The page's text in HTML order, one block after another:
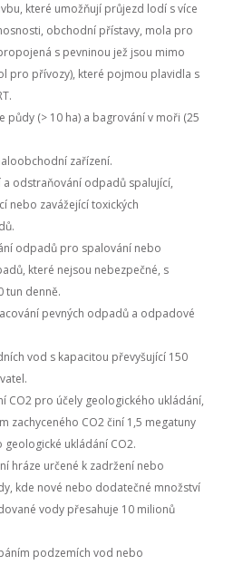
které umožňují průjezd lodí s více
obchodní přístavy, mola pro
s pevninou jež jsou mimo
pro přívozy), které pojmou plavidla s
půdy (> 10 ha) a bagrování v moři (25
zařízení.
a odstraňování odpadů spalující,
nebo zavážející toxických
odpadů pro spalování nebo
které nejsou nebezpečné, s
tun denně.
pevných odpadů a odpadové
vod s kapacitou převyšující 150
CO2 pro účely geologického ukládání,
zachyceného CO2 činí 1,5 megatuny
ukládání CO2.
hráze určené k zadržení nebo
kde nové nebo dodatečné množství
vody přesahuje 10 milionů
podzemích vod nebo